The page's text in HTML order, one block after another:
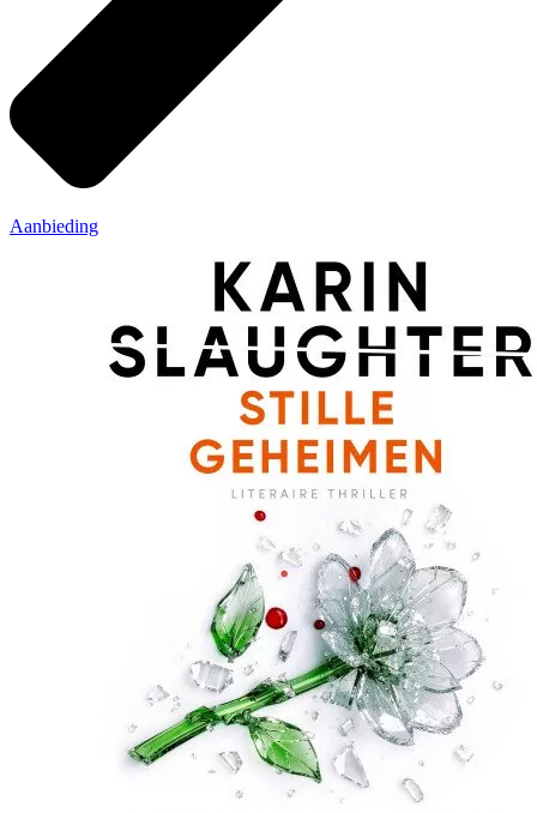
Aanbieding